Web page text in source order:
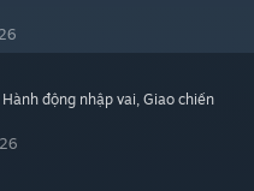
Hành động nhập vai, Giao chiến